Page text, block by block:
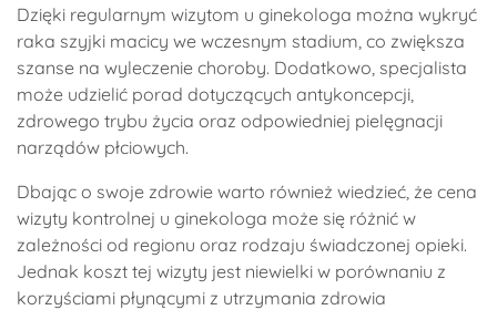
Dzięki regularnym wizytom u ginekologa można wykryć
raka szyjki macicy we wczesnym stadium, co zwiększa
szanse na wyleczenie choroby. Dodatkowo, specjalista
może udzielić porad dotyczących antykoncepcji,
zdrowego trybu życia oraz odpowiedniej pielęgnacji
narządów płciowych.
Dbając o swoje zdrowie warto również wiedzieć, że cena
wizyty kontrolnej u ginekologa może się różnić w
zależności od regionu oraz rodzaju świadczonej opieki.
Jednak koszt tej wizyty jest niewielki w porównaniu z
korzyściami płynącymi z utrzymania zdrowia